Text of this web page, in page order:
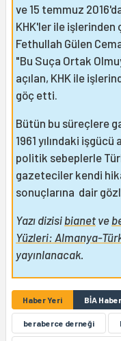
ve 15 temmuz
KHK'ler ile işlerinden
Fethullah Gülen
"Bu Suça Ortak
açılan, KHK ile
göç etti.
Bütün bu süreçlere
1961 yılındaki
politik sebeplerle
gazeteciler kendi
sonuçlarına dair
Yazı dizisi bianet ve
Yüzleri: Almanya-
yayınlanacak.
Haber Yeri BİA
beraberce derneği